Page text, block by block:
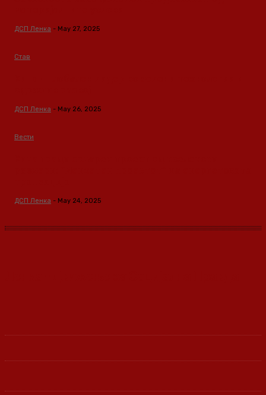
ДСП Ленка - May 27, 2025
Став
ДСП Ленка - May 26, 2025
Вести
ДСП Ленка - May 24, 2025